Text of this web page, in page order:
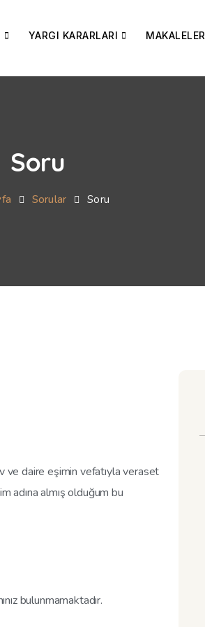
YARGI KARARLARI MAKALELER
Soru
Sorular Soru
ve daire eşimin vefatıyla veraset
adına almış olduğum bu
bulunmamaktadır.